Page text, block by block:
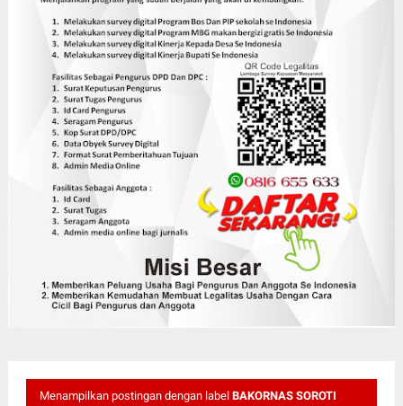
Menampilkan postingan dengan label BAKORNAS SOROTI